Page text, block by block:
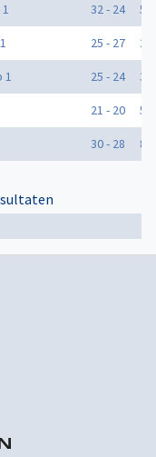
32 - 24 5
25 - 27 2
1 25 - 24 3
21 - 20 5
30 - 28 8